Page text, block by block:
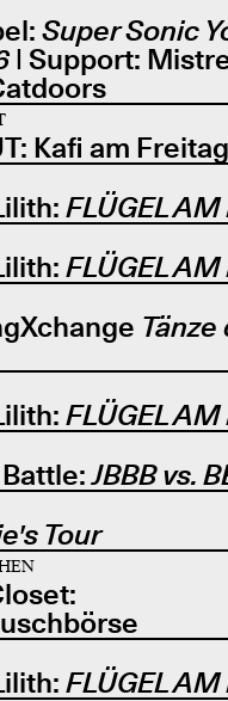
Super Sonic
| Support:
Kafi am
FLÜGEL AM
FLÜGEL AM
Tänze
FLÜGEL AM
Battle:JBBB vs.
Tour
FLÜGEL AM